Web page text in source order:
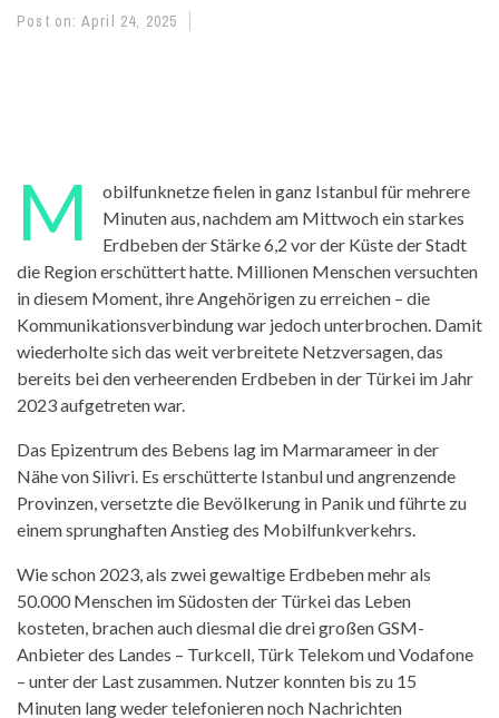
Post on: April 24, 2025
M
obilfunknetze fielen in ganz Istanbul für mehrere
Minuten aus, nachdem am Mittwoch ein starkes
Erdbeben der Stärke 6,2 vor der Küste der Stadt
die Region erschüttert hatte. Millionen Menschen versuchten
in diesem Moment, ihre Angehörigen zu erreichen – die
Kommunikationsverbindung war jedoch unterbrochen. Damit
wiederholte sich das weit verbreitete Netzversagen, das
bereits bei den verheerenden Erdbeben in der Türkei im Jahr
2023 aufgetreten war.
Das Epizentrum des Bebens lag im Marmarameer in der
Nähe von Silivri. Es erschütterte Istanbul und angrenzende
Provinzen, versetzte die Bevölkerung in Panik und führte zu
einem sprunghaften Anstieg des Mobilfunkverkehrs.
Wie schon 2023, als zwei gewaltige Erdbeben mehr als
50.000 Menschen im Südosten der Türkei das Leben
kosteten, brachen auch diesmal die drei großen GSM-
Anbieter des Landes – Turkcell, Türk Telekom und Vodafone
– unter der Last zusammen. Nutzer konnten bis zu 15
Minuten lang weder telefonieren noch Nachrichten